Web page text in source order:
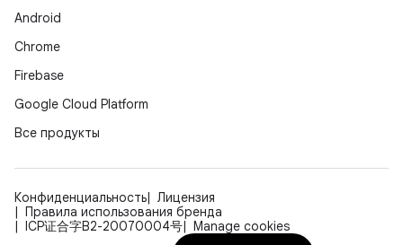
Android
Chrome
Firebase
Google Cloud Platform
Все продукты
Конфиденциальность
Лицензия
Правила использования бренда
ICP证合字B2-20070004号
Manage cookies